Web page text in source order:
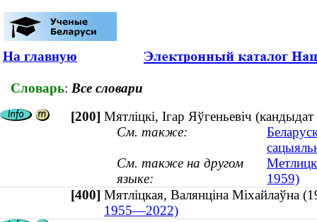
На главную
Словарь: Все словари
[200] Мятліцкі, Ігар Яўгеньевіч
См. также:
См. также на другом
языке:
1959)
[400] Мятліцкая, Валянціна
1955—2022)